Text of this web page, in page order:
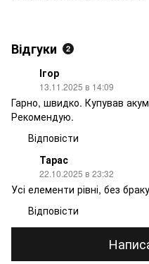
Відгуки 2
Ігор
13.11.2025 в 14:09
Гарно, швидко. Купував
Рекомендую.
Відповісти
Тарас
22.10.2025 в 23:32
Усі елементи рівні, без
Відповісти